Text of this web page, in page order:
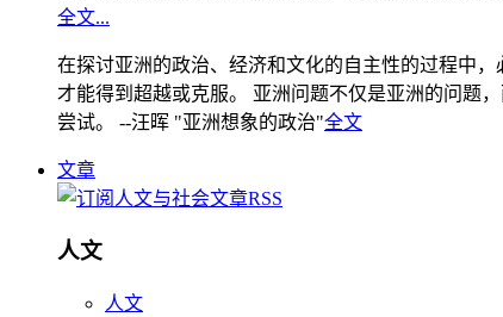
全文...
在探讨亚洲的政治、经济和文化的自主性的过程中
才能得到超越或克服。 亚洲问题不仅是亚洲的问题
尝试。 --汪晖 "亚洲想象的政治"全文
文章
人文
人文